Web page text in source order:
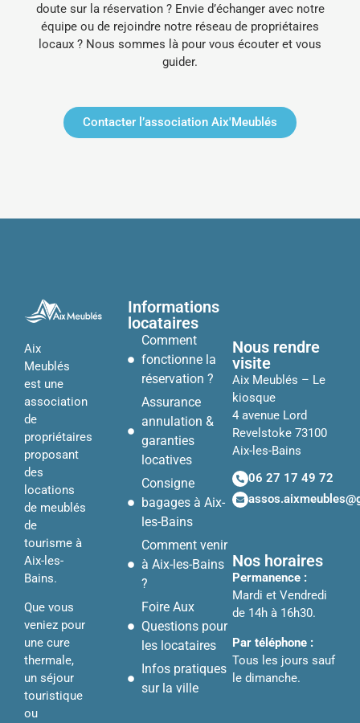
doute sur la réservation ? Envie d’échanger avec notre
équipe ou de rejoindre notre réseau de propriétaires
locaux ? Nous sommes là pour vous écouter et vous
guider.
Contacter l’association Aix'Meublés
Aix
Meublés
est une
association
de
propriétaires
proposant
des
locations
de meublés
de
tourisme à
Aix-les-
Bains.
Que vous
veniez pour
une cure
thermale,
un séjour
touristique
ou
Informations
locataires
Comment
fonctionne la
réservation ?
Assurance
annulation &
garanties
locatives
Consigne
bagages à Aix-
les-Bains
Comment venir
à Aix-les-Bains
?
Foire Aux
Questions pour
les locataires
Infos pratiques
sur la ville
Nous rendre
visite
Aix Meublés – Le
kiosque
4 avenue Lord
Revelstoke 73100
Aix-les-Bains
06 27 17 49 72
Nos horaires
Permanence :
Mardi et Vendredi
de 14h à 16h30.
Par téléphone :
Tous les jours sauf
le dimanche.